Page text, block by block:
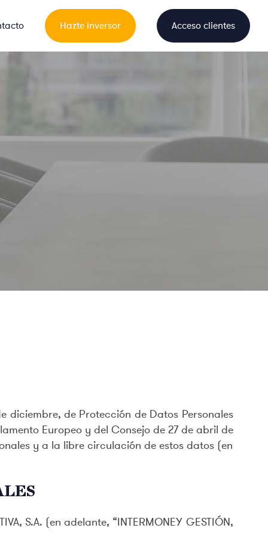
Hazte inversor Acceso clientes
de Protección de Datos Personales
Europeo y del Consejo de 27 de abril de
y a la libre circulación de estos datos (en
S.A. (en adelante, “INTERMONEY GESTIÓN,